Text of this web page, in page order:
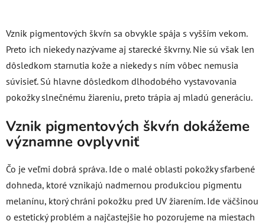
Vznik pigmentových škvŕn sa obvykle spája s vyšším vekom.
Preto ich niekedy nazývame aj starecké škvrny. Nie sú však len
dôsledkom starnutia kože a niekedy s ním vôbec nemusia
súvisieť. Sú hlavne dôsledkom dlhodobého vystavovania
pokožky slnečnému žiareniu, preto trápia aj mladú generáciu.
Vznik pigmentových škvŕn dokážeme
významne ovplyvniť
Čo je veľmi dobrá správa. Ide o malé oblasti pokožky sfarbené
dohneda, ktoré vznikajú nadmernou produkciou pigmentu
melanínu, ktorý chráni pokožku pred UV žiarením. Ide väčšinou
o estetický problém a najčastejšie ho pozorujeme na miestach